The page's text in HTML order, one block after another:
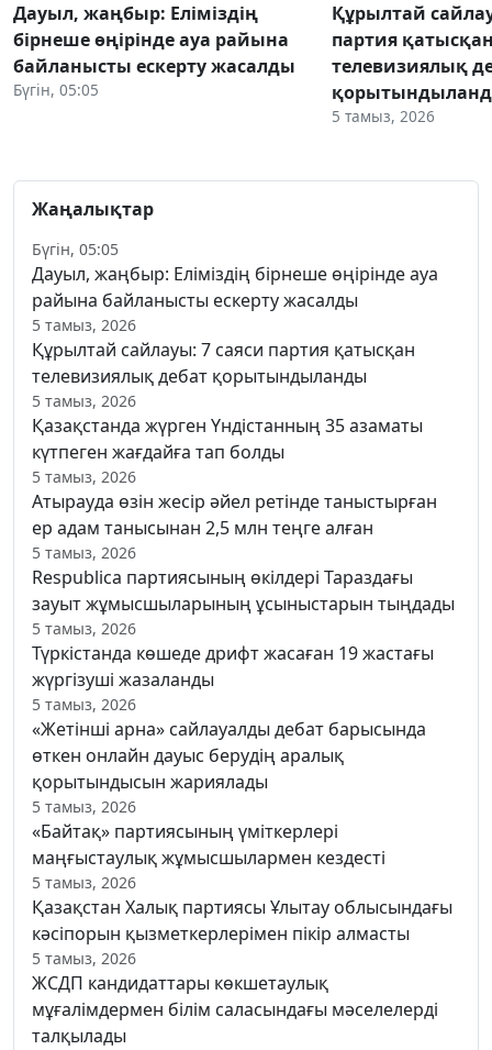
Дауыл, жаңбыр: Еліміздің
бірнеше өңірінде ауа райына
байланысты ескерту жасалды
Бүгін, 05:05
Құрылтай
партия
телевизиялық
5 тамыз, 2026
Жаңалықтар
Бүгін, 05:05
Дауыл, жаңбыр: Еліміздің бірнеше өңірінде ауа
райына байланысты ескерту жасалды
5 тамыз, 2026
Құрылтай сайлауы: 7 саяси партия қатысқан
телевизиялық дебат қорытындыланды
5 тамыз, 2026
Қазақстанда жүрген Үндістанның 35 азаматы
күтпеген жағдайға тап болды
5 тамыз, 2026
Атырауда өзін жесір әйел ретінде таныстырған
ер адам танысынан 2,5 млн теңге алған
5 тамыз, 2026
Respublica партиясының өкілдері Тараздағы
зауыт жұмысшыларының ұсыныстарын тыңдады
5 тамыз, 2026
Түркістанда көшеде дрифт жасаған 19 жастағы
жүргізуші жазаланды
5 тамыз, 2026
«Жетінші арна» сайлауалды дебат барысында
өткен онлайн дауыс берудің аралық
қорытындысын жариялады
5 тамыз, 2026
«Байтақ» партиясының үміткерлері
маңғыстаулық жұмысшылармен кездесті
5 тамыз, 2026
Қазақстан Халық партиясы Ұлытау облысындағы
кәсіпорын қызметкерлерімен пікір алмасты
5 тамыз, 2026
ЖСДП кандидаттары көкшетаулық
мұғалімдермен білім саласындағы мәселелерді
талқылады